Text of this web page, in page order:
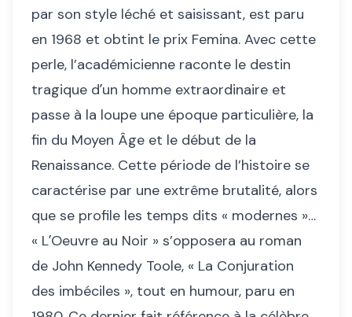
par son style léché et saisissant, est paru
en 1968 et obtint le prix Femina. Avec cette
perle, l’académicienne raconte le destin
tragique dʼun homme extraordinaire et
passe à la loupe une époque particulière, la
fin du Moyen Âge et le début de la
Renaissance. Cette période de l’histoire se
caractérise par une extrême brutalité, alors
que se profile les temps dits « modernes »…
« LʼOeuvre au Noir » s’opposera au roman
de John Kennedy Toole, « La Conjuration
des imbéciles », tout en humour, paru en